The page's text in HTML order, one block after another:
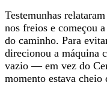
Testemunhas
nos freios e começou
do caminho. Para
direcionou a máquina
vazio — em vez do
momento estava cheio